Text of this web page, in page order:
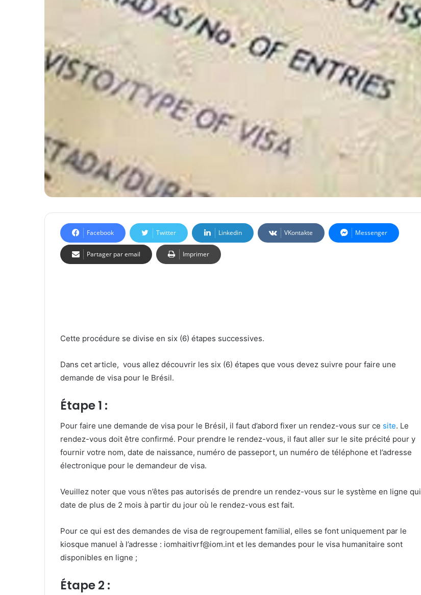
Facebook Twitter Linkedin VKontakte Messenger
Partager par email Imprimer
Cette procédure se divise en six (6) étapes successives.
Dans cet article, vous allez découvrir les six (6) étapes que vous devez suivre pour faire une
demande de visa pour le Brésil.
Étape 1 :
Pour faire une demande de visa pour le Brésil, il faut d’abord fixer un rendez-vous sur ce site. Le
rendez-vous doit être confirmé. Pour prendre le rendez-vous, il faut aller sur le site précité pour y
fournir votre nom, date de naissance, numéro de passeport, un numéro de téléphone et l’adresse
électronique pour le demandeur de visa.
Veuillez noter que vous n’êtes pas autorisés de prendre un rendez-vous sur le système en ligne qui
date de plus de 2 mois à partir du jour où le rendez-vous est fait.
Pour ce qui est des demandes de visa de regroupement familial, elles se font uniquement par le
kiosque manuel à l’adresse : iomhaitivrf@iom.int et les demandes pour le visa humanitaire sont
disponibles en ligne ;
Étape 2 :